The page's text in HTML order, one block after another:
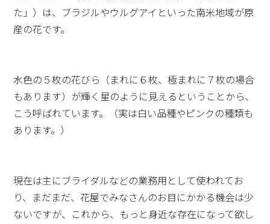
た」）は、ブラジルやウルグアイといった南米地域が原
産の花です。
水色の５枚の花びら（まれに６枚、極まれに７枚の場合
もあります）が輝く星のように見えるということから、
こう呼ばれています。（実は白い品種やピンクの種類も
あります。）
現在は主にブライダルなどの業務用として使われてお
り、まだまだ、花屋でみなさんのお目にかかる機会は少
ないですが、これから、もっと身近な存在になって欲し